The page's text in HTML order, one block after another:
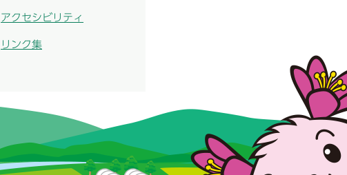
アクセシビリティ
リンク集